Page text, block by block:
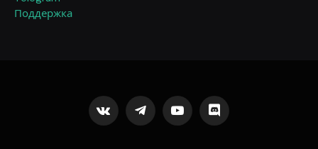
Поддержка
VKontakteTelegramYouTubeDiscord